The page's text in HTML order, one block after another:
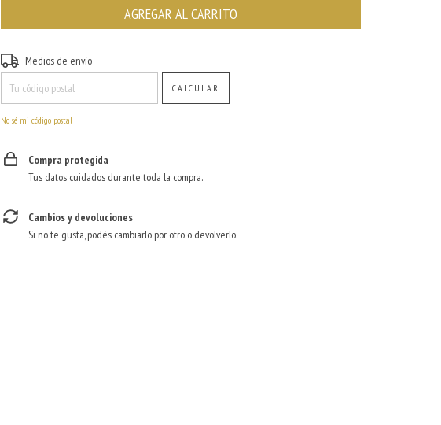
Entregas para el CP:
Medios de envío
CALCULAR
No sé mi código postal
Compra protegida
Tus datos cuidados durante toda la compra.
Cambios y devoluciones
Si no te gusta, podés cambiarlo por otro o devolverlo.